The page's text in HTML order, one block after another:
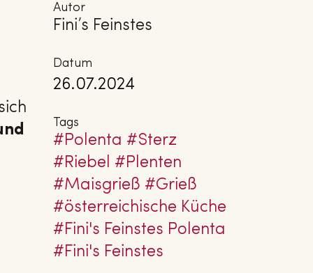
Autor
Fini’s Feinstes
Datum
26.07.2024
Tags
#Polenta #Sterz
#Riebel #Plenten
#Maisgrieß #Grieß
#ös­ter­rei­chi­sche Küche
#Fini's Feinstes Polenta
#Fini's Feinstes